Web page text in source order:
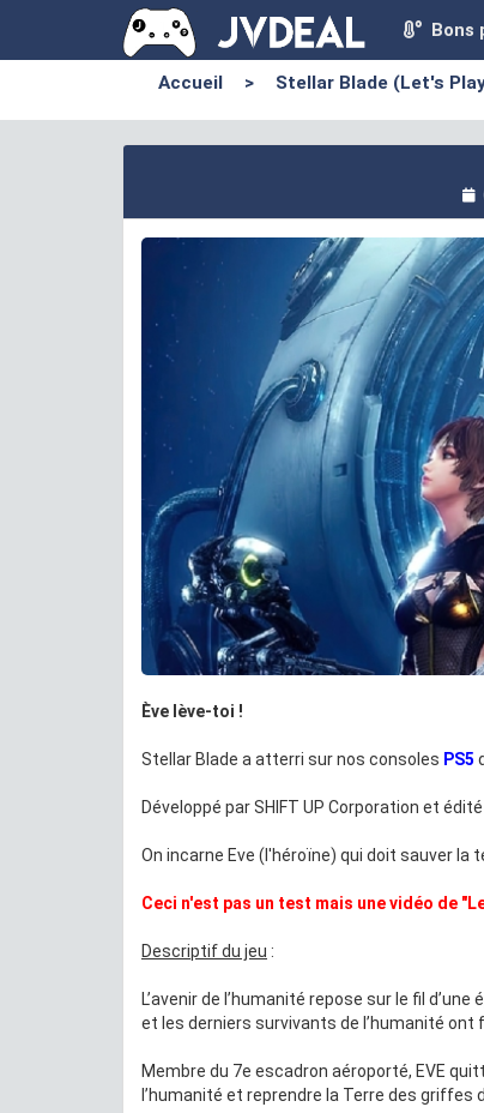
Bons
Accueil > Stellar Blade (Let's
Ève lève-toi !
Stellar Blade a atterri sur nos consoles PS5
Développé par SHIFT UP Corporation et
On incarne Eve (l'héroïne) qui doit sauver la
Ceci n'est pas un test mais une vidéo de
Descriptif du jeu :
L’avenir de l’humanité repose sur le fil
et les derniers survivants de l’humanité ont
Membre du 7e escadron aéroporté, EVE
l’humanité et reprendre la Terre des griffes